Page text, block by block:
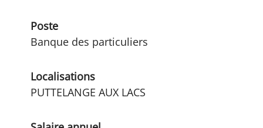
Poste
Banque des particuliers
Localisations
PUTTELANGE AUX LACS